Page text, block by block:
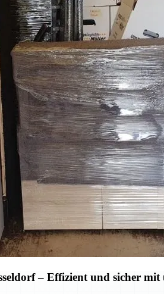
– Effizient und sicher mit